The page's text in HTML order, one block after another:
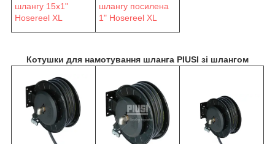
шлангу 15х1"
Hosereel XL
шлангу посилена
1" Hosereel XL
Котушки для намотування шланга PIUSI зі шлангом